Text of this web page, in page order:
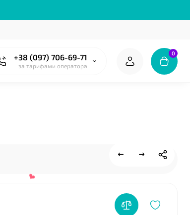
+38 (097) 706-69-71
за тарифами оператора
0